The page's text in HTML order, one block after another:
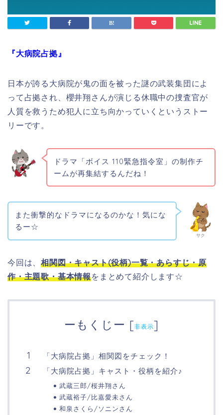
『大病院占拠』
日本が誇る大病院が鬼の面を被った謎の武装集団によ
って占拠され、櫻井翔さんが演じる休職中の捜査官が
人質を救うため犯人に立ち向かっていくというストー
リーです。
ドラマ「ボイス 110緊急指令室」の制作チ
ームが再集結するんだね！
サク
また衝撃的なドラマになるのかな！気にな
るー☆
今回は、相関図・キャスト(役柄)一覧・あらすじ・原
作・主題歌・基本情報をまとめて紹介します☆
ーもくじー [非表示]
「大病院占拠」相関図をチェック！
「大病院占拠」キャスト・役柄を紹介♪
武蔵三郎/桜井翔さん
武蔵裕子/比嘉愛未さん
和泉さくら/ソニンさん